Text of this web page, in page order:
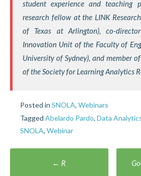
student experience and teaching
research fellow at the LINK
of Texas at Arlington), co-
Innovation Unit of the Faculty of
University of Sydney), and member
of the Society for Learning Analytics
Posted in SNOLA, Webinars
Tagged Abelardo Pardo, Data
SNOLA, Webinar
← R